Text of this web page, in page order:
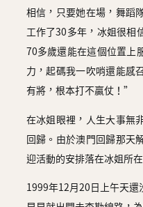
相信，只要她在場，舞蹈
工作了30多年，冰姐很相
70多歲還能在這個位置上
力，起碼我一吹哨還能感
有將，根本打不贏仗！”
在冰姐眼裡，人生大事無
回歸。由於澳門回歸那天
迎活動的安排落在冰姐所
1999年12月20日上午天還